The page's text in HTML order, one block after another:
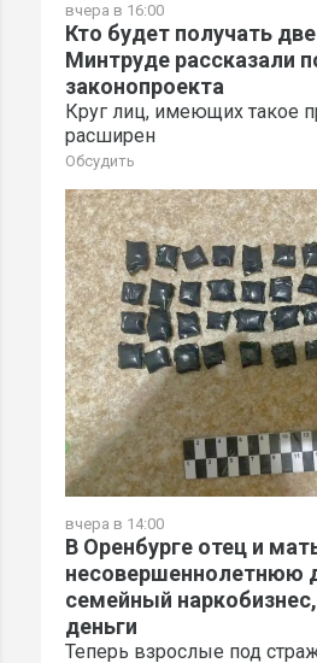
вчера в 16:00
Кто будет получать
Минтруде рассказали
законопроекта
Круг лиц, имеющих такое
расширен
Обсудить
вчера в 14:00
В Оренбурге отец и
несовершеннолетнюю
семейный
деньги
Теперь взрослые под